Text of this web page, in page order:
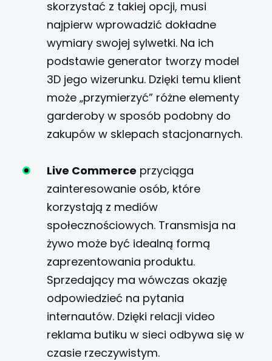
skorzystać z takiej opcji, musi
najpierw wprowadzić dokładne
wymiary swojej sylwetki. Na ich
podstawie generator tworzy model
3D jego wizerunku. Dzięki temu klient
może „przymierzyć” różne elementy
garderoby w sposób podobny do
zakupów w sklepach stacjonarnych.
Live Commerce przyciąga
zainteresowanie osób, które
korzystają z mediów
społecznościowych. Transmisja na
żywo może być idealną formą
zaprezentowania produktu.
Sprzedający ma wówczas okazję
odpowiedzieć na pytania
internautów. Dzięki relacji video
reklama butiku w sieci odbywa się w
czasie rzeczywistym.